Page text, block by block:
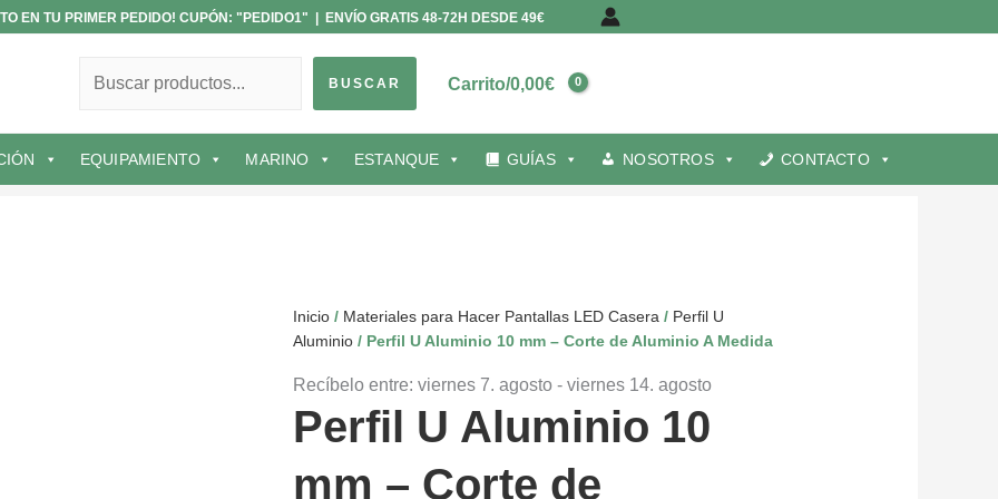
EN TU PRIMER PEDIDO! CUPÓN: "PEDIDO1" | ENVÍO GRATIS 48-72H DESDE 49€
BUSCAR Carrito/0,00€
EQUIPAMIENTO MARINO ESTANQUE GUÍAS NOSOTROS CONTACTO
Inicio / Materiales para Hacer Pantallas LED Casera / Perfil U
Aluminio / Perfil U Aluminio 10 mm – Corte de Aluminio A Medida
Recíbelo entre: viernes 7. agosto - viernes 14. agosto
Perfil U Aluminio 10
mm – Corte de
Rango
de
precios:
desde
0,42€
hasta
7,99€
Perfil
U
Aluminio
mm
-
Corte
de